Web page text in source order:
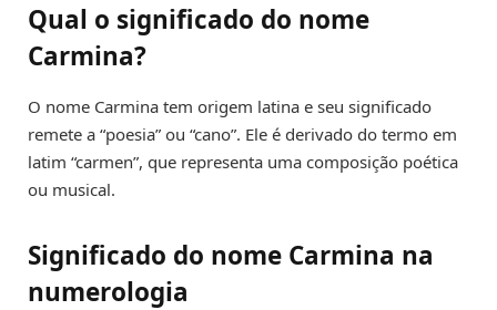
Qual o significado do nome
Carmina?
O nome Carmina tem origem latina e seu significado
remete a “poesia” ou “cano”. Ele é derivado do termo em
latim “carmen”, que representa uma composição poética
ou musical.
Significado do nome Carmina na
numerologia